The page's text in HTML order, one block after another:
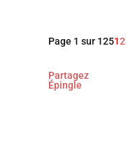
Page 1 sur 12512
Partagez
Épingle